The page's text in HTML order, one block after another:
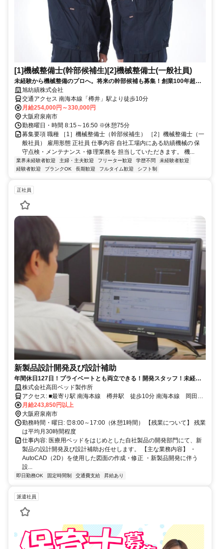
[1]機械整備士(幹部候補生)[2]機械整備士(一般社員)
未経験から機械整備のプロへ。将来の幹部候補も募集！創業100年超の
安定企業で技術を磨こう。
旭紡績株式会社
交通アクセス 南海本線「樽井」駅より徒歩10分
月給254,000円～330,000円
大阪府泉南市
勤務曜日・時間 8:15～16:50 ※休憩75分
募集要項 職種 ［1］機械整備士（幹部候補生） ［2］機械整備士（一
般社員） 雇用形態 正社員 仕事内容 自社工場内にある紡績機械の 保
守点検・メンテナンス・修理業務を 担当していただきます。 機...
業界未経験者歓迎 主婦・主夫歓迎 フリーター歓迎 学歴不問
未経験者歓迎
経験者歓迎
ブランクOK 長期歓迎 フルタイム歓迎 シフト制
正社員
新製品設計開発及び設計補助
年間休日127日！プライベートとも両立できる！開発スタッフ！未経験
歓迎♪株式会社高田ベッド製作所
アクセス: ■最寄り駅 南海本線 樽井駅 徒歩10分 南海本線 岡田浦
駅 徒歩10分
月給243,850円以上
大阪府泉南市
勤務時間・曜日: ⏰8:00～17:00（休憩1時間） 【残業について】 残業
は平均月30時間程度
仕事内容: 医療用ベッドをはじめとした自社製品の開発部門にて、新
製品の設計開発及び設計補助お任せします。 【主な業務内容】 ・
AutoCAD（2D）を使用した図面の作成・修正 ・新製品開発に伴う
設...
即日勤務OK 固定時間制 交通費支給 昇給あり
派遣社員